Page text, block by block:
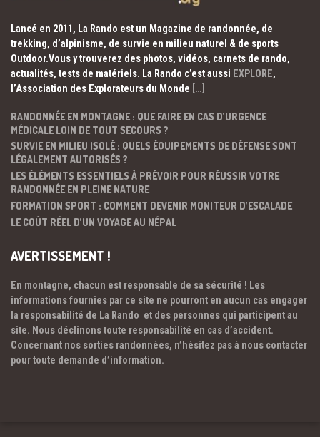
Lancé en 2011, La Rando est un Magazine de randonnée, de
trekking, d’alpinisme, de survie en milieu naturel & de sports
Outdoor.Vous y trouverez des photos, vidéos, carnets de rando,
actualités, tests de matériels. La Rando c’est aussi EXPLORE,
l’Association des Explorateurs du Monde […]
RANDONNÉE EN MONTAGNE : QUE FAIRE EN CAS D’URGENCE
MÉDICALE LOIN DE TOUT SECOURS ?
SURVIE EN MILIEU ISOLÉ : QUELS ÉQUIPEMENTS DE DÉFENSE SONT
LÉGALEMENT AUTORISÉS ?
LES ÉLÉMENTS ESSENTIELS À PRÉVOIR POUR RÉUSSIR VOTRE
RANDONNÉE EN PLEINE NATURE
FORMATION SPORT : COMMENT DEVENIR MONITEUR D’ESCALADE
LE COÛT RÉEL D’UN VOYAGE AU NÉPAL
AVERTISSEMENT !
En montagne, chacun est responsable de sa sécurité ! Les
informations fournies par ce site ne pourront en aucun cas engager
la responsabilité de La Rando et des personnes qui participent au
site. Nous déclinons toute responsabilité en cas d’accident.
Concernant nos sorties randonnées, n’hésitez pas à nous contacter
pour toute demande d’information.